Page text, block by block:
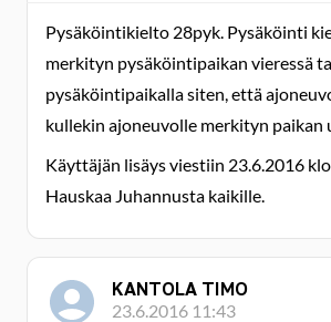
Pysäköintikielto 28pyk. Pysäköinti
merkityn pysäköintipaikan vieressä
pysäköintipaikalla siten, että
kullekin ajoneuvolle merkityn paikan
Käyttäjän lisäys viestiin 23.6.2016
Hauskaa Juhannusta kaikille.
KANTOLA TIMO
23.6.2016 11:43